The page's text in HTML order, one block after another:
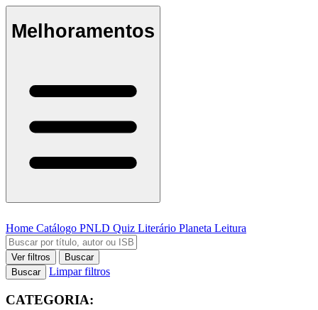
Melhoramentos
Home Catálogo PNLD Quiz Literário Planeta Leitura
Ver filtros
Buscar
Buscar
Limpar filtros
CATEGORIA: